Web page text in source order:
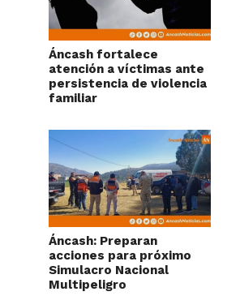
Áncash fortalece
atención a víctimas ante
persistencia de violencia
familiar
Áncash: Preparan
acciones para próximo
Simulacro Nacional
Multipeligro